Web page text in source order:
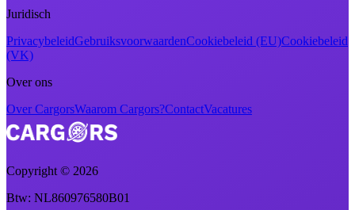
Juridisch
PrivacybeleidGebruiksvoorwaardenCookiebeleid (EU)Cookiebeleid
(VK)
Over ons
Over CargorsWaarom Cargors?ContactVacatures
Copyright © 2026
Btw: NL860976580B01